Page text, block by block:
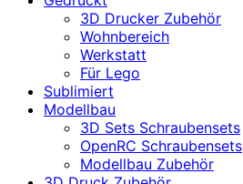
3D Drucker Zubehör
Wohnbereich
Werkstatt
Für Lego
Sublimiert
Modellbau
3D Sets Schraubensets
OpenRC Schraubensets
Modellbau Zubehör